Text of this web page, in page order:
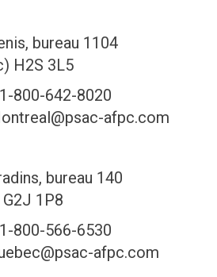
bureau 1104
H2S 3L5
800-642-8020
afpc.com
bureau 140
1P8
800-566-6530
afpc.com